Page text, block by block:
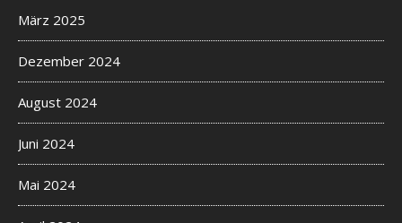
März 2025
Dezember 2024
August 2024
Juni 2024
Mai 2024